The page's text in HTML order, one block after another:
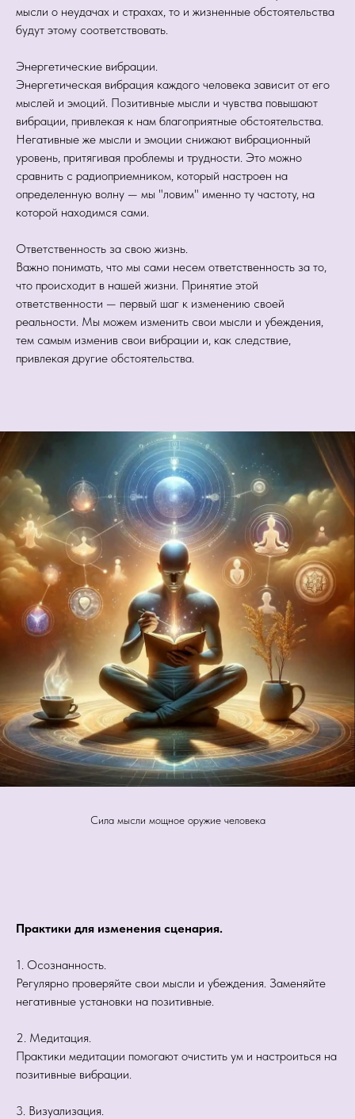
мысли о неудачах и страхах, то и жизненные обстоятельства
будут этому соответствовать.
Энергетические вибрации.
Энергетическая вибрация каждого человека зависит от его
мыслей и эмоций. Позитивные мысли и чувства повышают
вибрации, привлекая к нам благоприятные обстоятельства.
Негативные же мысли и эмоции снижают вибрационный
уровень, притягивая проблемы и трудности. Это можно
сравнить с радиоприемником, который настроен на
определенную волну — мы "ловим" именно ту частоту, на
которой находимся сами.
Ответственность за свою жизнь.
Важно понимать, что мы сами несем ответственность за то,
что происходит в нашей жизни. Принятие этой
ответственности — первый шаг к изменению своей
реальности. Мы можем изменить свои мысли и убеждения,
тем самым изменив свои вибрации и, как следствие,
привлекая другие обстоятельства.
Сила мысли мощное оружие человека
Практики для изменения сценария.
1. Осознанность.
Регулярно проверяйте свои мысли и убеждения. Заменяйте
негативные установки на позитивные.
2. Медитация.
Практики медитации помогают очистить ум и настроиться на
позитивные вибрации.
3. Визуализация.